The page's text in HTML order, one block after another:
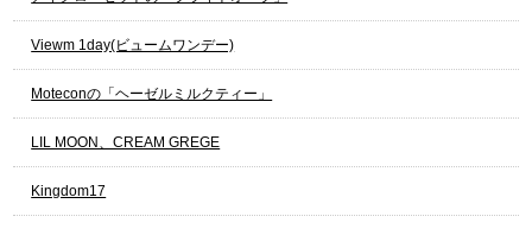
Viewm 1day(ビュームワンデー)
Moteconの「ヘーゼルミルクティー」
LIL MOON、CREAM GREGE
Kingdom17